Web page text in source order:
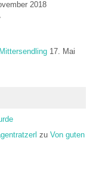
2018
17. Mai
zuVon guten